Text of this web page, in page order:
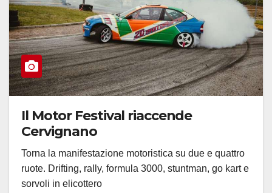
Il Motor Festival riaccende
Cervignano
Torna la manifestazione motoristica su due e quattro
ruote. Drifting, rally, formula 3000, stuntman, go kart e
sorvoli in elicottero